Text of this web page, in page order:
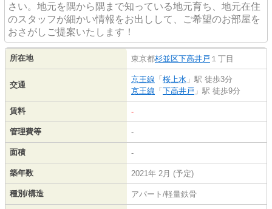
さい。地元を隅から隅まで知っている地元育ち、地元在住
のスタッフが細かい情報をお出しして、ご希望のお部屋を
おさがしご提案いたします！
所在地 東京都杉並区下高井戸 １丁目
交通
京王線 「 桜上水 」駅 徒歩3分
京王線 「 下高井戸 」駅 徒歩9分
賃料 -
管理費等 -
面積 -
築年数 2021年 2月 (予定)
種別/構造 アパート/軽量鉄骨